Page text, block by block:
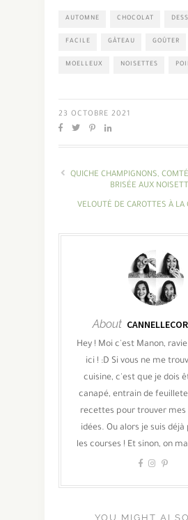
AUTOMNE CHOCOLAT
FACILE GÂTEAU GOÛTER
MOELLEUX NOISETTES
23 OCTOBRE 2021
QUICHE CHAMPIGNONS,
BRISÉE AUX
VELOUTÉ DE CAROTTES À LA
About
Hey ! Moi c'est Manon,
ici ! :D Si vous ne me
cuisine, c'est que je dois
canapé, entrain de
recettes pour trouver mes
idées. Ou alors je suis
les courses ! Et sinon, on
YOU MIGHT